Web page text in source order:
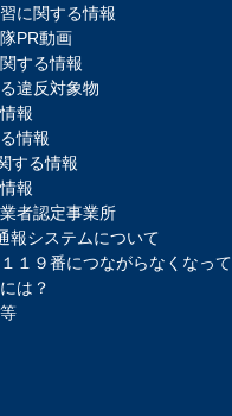
に関する情報
PR動画
する情報
違反対象物
報
情報
する情報
報
者認定事業所
報システムについて
１９番につながらなくなって
は？